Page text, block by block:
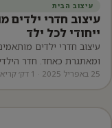
עיצוב הבית
עיצוב חדרי ילדים
ייחודי לכל ילד
עיצוב חדרי ילדים
ומאתגרת כאחד. חדר
25 באפריל 2025 · 1 דק׳ קריאה